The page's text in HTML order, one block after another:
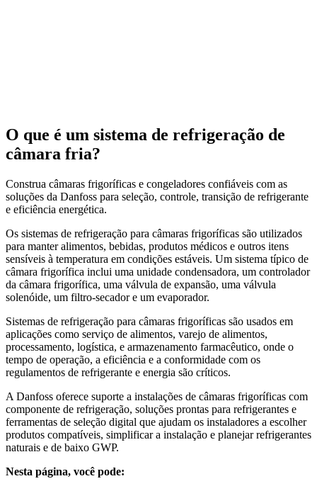
O que é um sistema de refrigeração de
câmara fria?
Construa câmaras frigoríficas e congeladores confiáveis com as
soluções da Danfoss para seleção, controle, transição de refrigerante
e eficiência energética.
Os sistemas de refrigeração para câmaras frigoríficas são utilizados
para manter alimentos, bebidas, produtos médicos e outros itens
sensíveis à temperatura em condições estáveis. Um sistema típico de
câmara frigorífica inclui uma unidade condensadora, um controlador
da câmara frigorífica, uma válvula de expansão, uma válvula
solenóide, um filtro-secador e um evaporador.
Sistemas de refrigeração para câmaras frigoríficas são usados em
aplicações como serviço de alimentos, varejo de alimentos,
processamento, logística, e armazenamento farmacêutico, onde o
tempo de operação, a eficiência e a conformidade com os
regulamentos de refrigerante e energia são críticos.
A Danfoss oferece suporte a instalações de câmaras frigoríficas com
componente de refrigeração, soluções prontas para refrigerantes e
ferramentas de seleção digital que ajudam os instaladores a escolher
produtos compatíveis, simplificar a instalação e planejar refrigerantes
naturais e de baixo GWP.
Nesta página, você pode: